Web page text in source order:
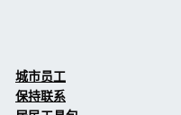
城市员工
保持联系